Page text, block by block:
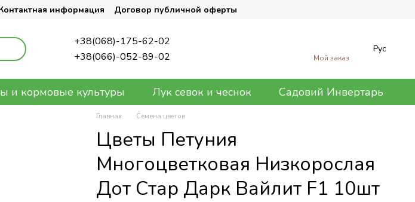
информация Договор публичной оферты
+38(068)-175-62-02
+38(066)-052-89-02
Мой заказ
Рус
и кормовые культуры Лук севок и чеснок Садовий Инвертарь
Главная Семена цветов
Цветы Петуния
Многоцветковая Низкорослая
Дот Стар Дарк Вайлит F1 10шт